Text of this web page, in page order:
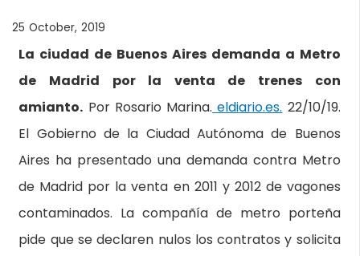
25 October, 2019
La ciudad de Buenos Aires demanda a Metro
de Madrid por la venta de trenes con
amianto. Por Rosario Marina. eldiario.es. 22/10/19.
El Gobierno de la Ciudad Autónoma de Buenos
Aires ha presentado una demanda contra Metro
de Madrid por la venta en 2011 y 2012 de vagones
contaminados. La compañía de metro porteña
pide que se declaren nulos los contratos y solicita